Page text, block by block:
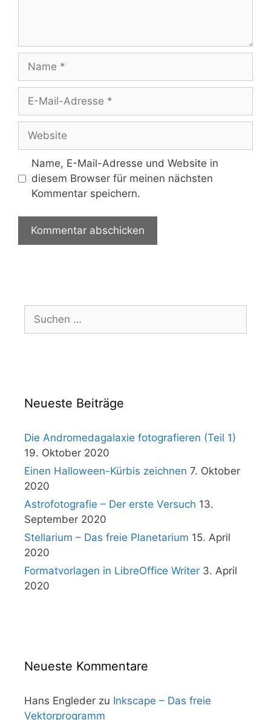
Mail-
Adresse
Name, E-Mail-Adresse und Website in
diesem Browser für meinen nächsten
Kommentar speichern.
Suchen
nach:
Neueste Beiträge
Die Andromedagalaxie fotografieren (Teil 1)
19. Oktober 2020
Einen Halloween-Kürbis zeichnen 7. Oktober
2020
Astrofotografie – Der erste Versuch 13.
September 2020
Stellarium – Das freie Planetarium 15. April
2020
Formatvorlagen in LibreOffice Writer 3. April
2020
Neueste Kommentare
Hans Engleder zu Inkscape – Das freie
Vektorprogramm